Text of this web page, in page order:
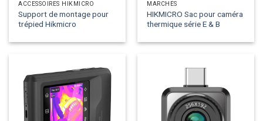
ACCESSOIRES HIKMICRO
Support de montage pour
trépied Hikmicro
MARCHÉS
HIKMICRO Sac pour caméra
thermique série E & B